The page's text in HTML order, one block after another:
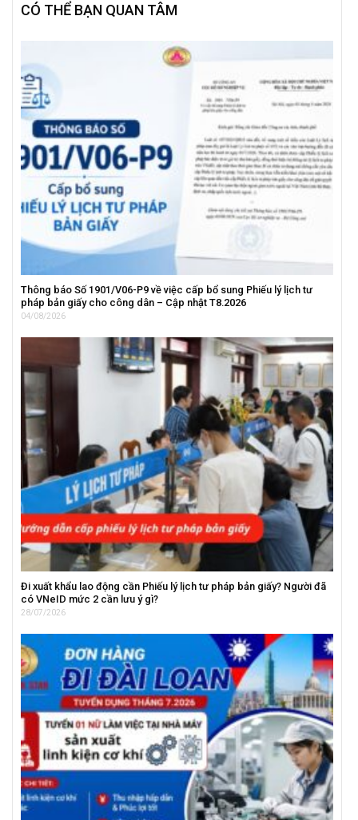
CÓ THỂ BẠN QUAN TÂM
Thông báo Số 1901/V06-P9 về việc cấp bổ sung Phiếu lý lịch tư
pháp bản giấy cho công dân – Cập nhật T8.2026
04/08/2026
Đi xuất khẩu lao động cần Phiếu lý lịch tư pháp bản giấy? Người đã
có VNeID mức 2 cần lưu ý gì?
28/07/2026